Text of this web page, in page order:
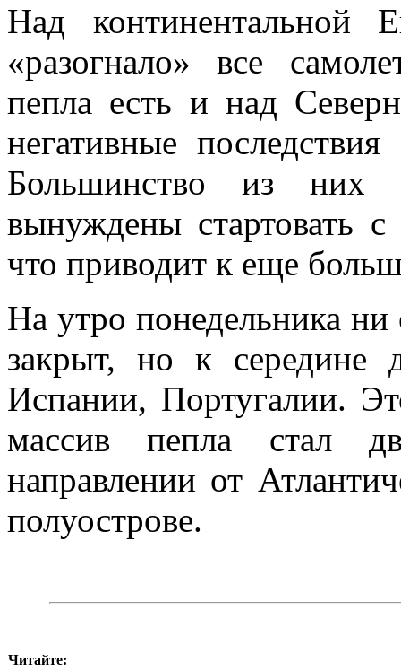
Над континентальной
«разогнало» все
пепла есть и над
негативные
Большинство из них
вынуждены стартовать
что приводит к еще
На утро понедельника
закрыт, но к середине
Испании, Португалии.
массив пепла стал
направлении от
полуострове.
Читайте: